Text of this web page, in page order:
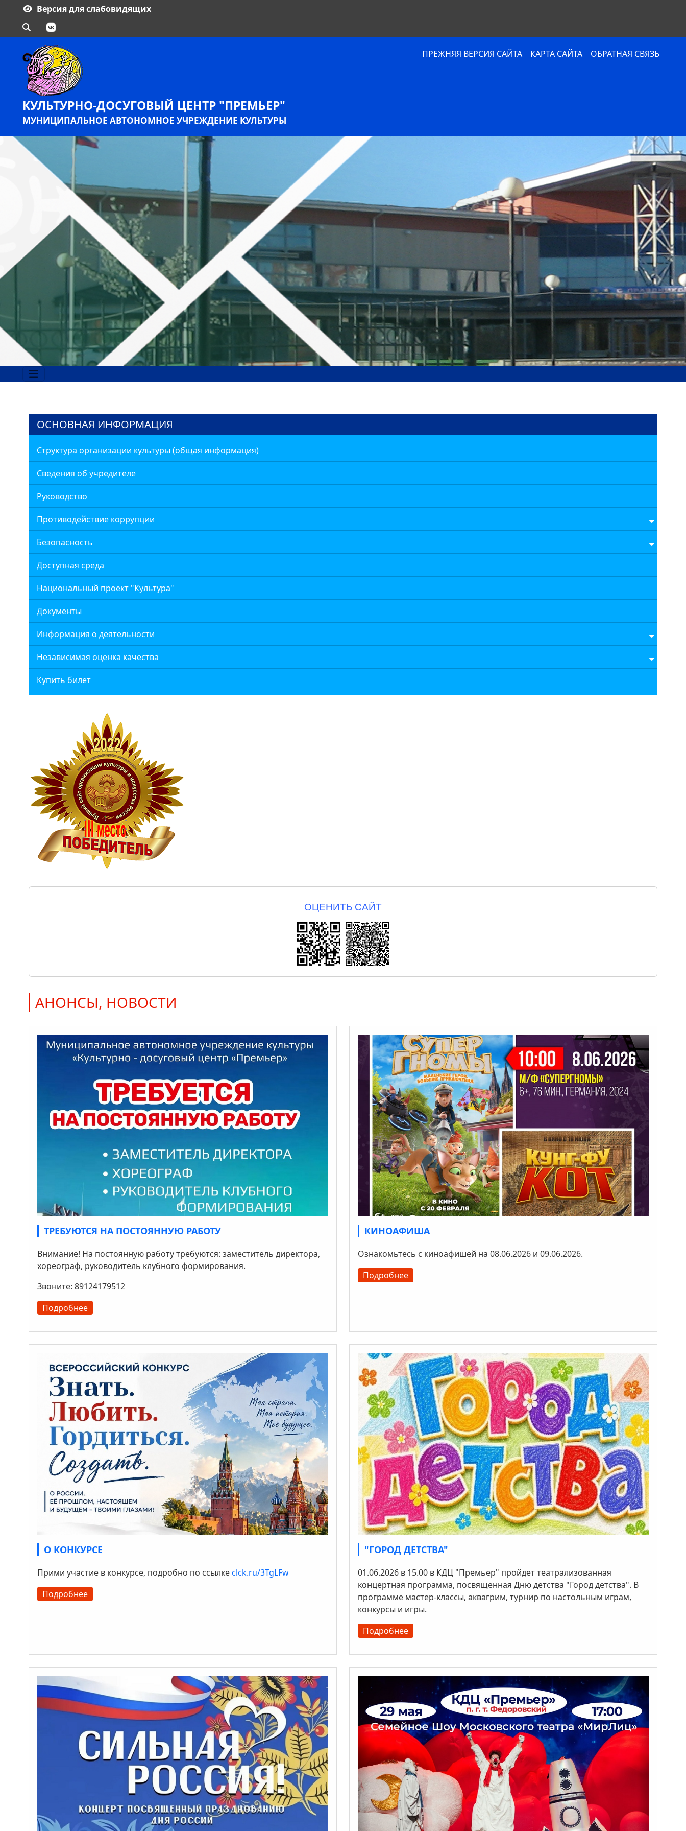
Версия для слабовидящих
КУЛЬТУРНО-ДОСУГОВЫЙ ЦЕНТР "ПРЕМЬЕР"
МУНИЦИПАЛЬНОЕ АВТОНОМНОЕ УЧРЕЖДЕНИЕ КУЛЬТУРЫ
ПРЕЖНЯЯ ВЕРСИЯ САЙТА КАРТА САЙТА ОБРАТНАЯ СВЯЗЬ
ОСНОВНАЯ ИНФОРМАЦИЯ
Структура организации культуры (общая информация)
Сведения об учредителе
Руководство
Противодействие коррупции
Безопасность
Доступная среда
Национальный проект "Культура"
Документы
Информация о деятельности
Независимая оценка качества
Купить билет
ОЦЕНИТЬ САЙТ
АНОНСЫ, НОВОСТИ
ТРЕБУЮТСЯ НА ПОСТОЯННУЮ РАБОТУ
Внимание! На постоянную работу требуются: заместитель директора,
хореограф, руководитель клубного формирования.
Звоните: 89124179512
Подробнее
КИНОАФИША
Ознакомьтесь с киноафишей на 08.06.2026 и 09.06.2026.
Подробнее
О КОНКУРСЕ
Прими участие в конкурсе, подробно по ссылкеclck.ru/3TgLFw
Подробнее
"ГОРОД ДЕТСТВА"
01.06.2026 в 15.00 в КДЦ "Премьер" пройдет театрализованная
концертная программа, посвященная Дню детства "Город детства". В
программе мастер-классы, аквагрим, турнир по настольным играм,
конкурсы и игры.
Подробнее